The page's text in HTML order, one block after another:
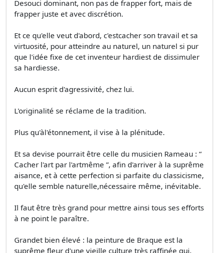
Desouci dominant, non pas de frapper fort, mais de
frapper juste et avec discrétion.
Et ce qu'elle veut d'abord, c'estcacher son travail et sa
virtuosité, pour atteindre au naturel, un naturel si pur
que l'idée fixe de cet inventeur hardiest de dissimuler
sa hardiesse.
Aucun esprit d'agressivité, chez lui.
L'originalité se réclame de la tradition.
Plus qu'àl'étonnement, il vise à la plénitude.
Et sa devise pourrait être celle du musicien Rameau : “
Cacher l'art par l'artmême ”, afin d'arriver à la suprême
aisance, et à cette perfection si parfaite du classicisme,
qu'elle semble naturelle,nécessaire même, inévitable.
Il faut être très grand pour mettre ainsi tous ses efforts
à ne point le paraître.
Grandet bien élevé : la peinture de Braque est la
suprême fleur d'une vieille culture très raffinée qui,